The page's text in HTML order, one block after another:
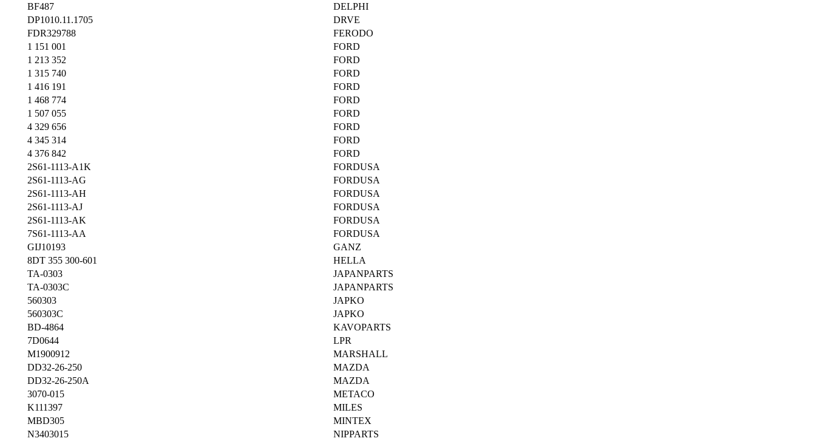
BF487
DELPHI
DP1010.11.1705
DRVE
FDR329788
FERODO
1 151 001
FORD
1 213 352
FORD
1 315 740
FORD
1 416 191
FORD
1 468 774
FORD
1 507 055
FORD
4 329 656
FORD
4 345 314
FORD
4 376 842
FORD
2S61-1113-A1K
FORDUSA
2S61-1113-AG
FORDUSA
2S61-1113-AH
FORDUSA
2S61-1113-AJ
FORDUSA
2S61-1113-AK
FORDUSA
7S61-1113-AA
FORDUSA
GIJ10193
GANZ
8DT 355 300-601
HELLA
TA-0303
JAPANPARTS
TA-0303C
JAPANPARTS
560303
JAPKO
560303C
JAPKO
BD-4864
KAVOPARTS
7D0644
LPR
M1900912
MARSHALL
DD32-26-250
MAZDA
DD32-26-250A
MAZDA
3070-015
METACO
K111397
MILES
MBD305
MINTEX
N3403015
NIPPARTS